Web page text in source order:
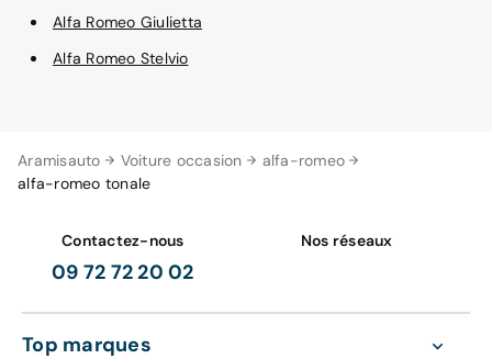
Aramisauto Voiture occasion
alfa-romeo
alfa-romeo tonale
Alfa Romeo Giulietta
Alfa Romeo Stelvio
Contactez-nous
09 72 72 20 02
Nos réseaux
Top marques